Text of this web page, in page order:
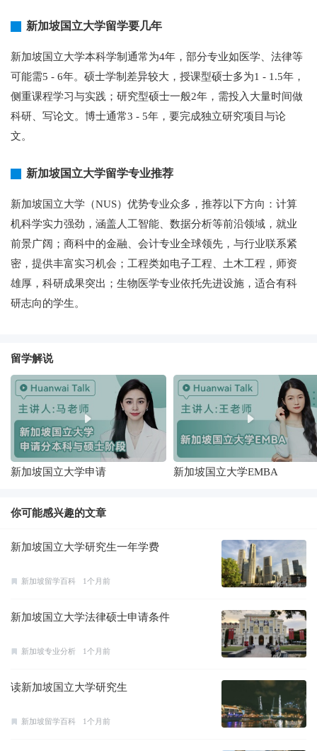
新加坡国立大学留学要几年
新加坡国立大学本科学制通常为4年，部分专业如医学、法律等
可能需5 - 6年。硕士学制差异较大，授课型硕士多为1 - 1.5年，
侧重课程学习与实践；研究型硕士一般2年，需投入大量时间做
科研、写论文。博士通常3 - 5年，要完成独立研究项目与论
文。
新加坡国立大学留学专业推荐
新加坡国立大学（NUS）优势专业众多，推荐以下方向：计算
机科学实力强劲，涵盖人工智能、数据分析等前沿领域，就业
前景广阔；商科中的金融、会计专业全球领先，与行业联系紧
密，提供丰富实习机会；工程类如电子工程、土木工程，师资
雄厚，科研成果突出；生物医学专业依托先进设施，适合有科
研志向的学生。
留学解说
新加坡国立大学申请 新加坡国立大学EMBA
你可能感兴趣的文章
新加坡国立大学研究生一年学费
新加坡留学百科 1个月前
新加坡国立大学法律硕士申请条件
新加坡专业分析 1个月前
读新加坡国立大学研究生
新加坡留学百科 1个月前